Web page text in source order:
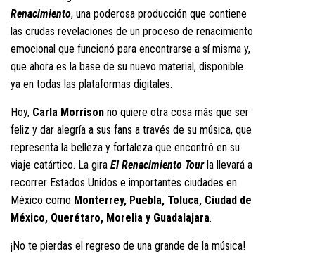
Renacimiento, una poderosa producción que contiene
las crudas revelaciones de un proceso de renacimiento
emocional que funcionó para encontrarse a sí misma y,
que ahora es la base de su nuevo material, disponible
ya en todas las plataformas digitales.
Hoy, Carla Morrison no quiere otra cosa más que ser
feliz y dar alegría a sus fans a través de su música, que
representa la belleza y fortaleza que encontró en su
viaje catártico. La gira El Renacimiento Tourla llevará a
recorrer Estados Unidos e importantes ciudades en
México como Monterrey, Puebla, Toluca, Ciudad de
México, Querétaro, Morelia y Guadalajara.
¡No te pierdas el regreso de una grande de la música!